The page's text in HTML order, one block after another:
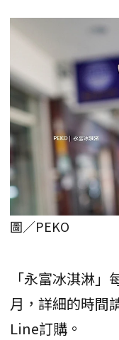
圖／PEKO
「永富冰淇淋
月，詳細的時間
Line訂購。